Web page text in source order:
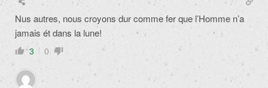
Nus autres, nous croyons dur comme fer que l’Homme n’a
jamais ét dans la lune!
3 0